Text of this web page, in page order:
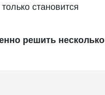
становится
решить несколько